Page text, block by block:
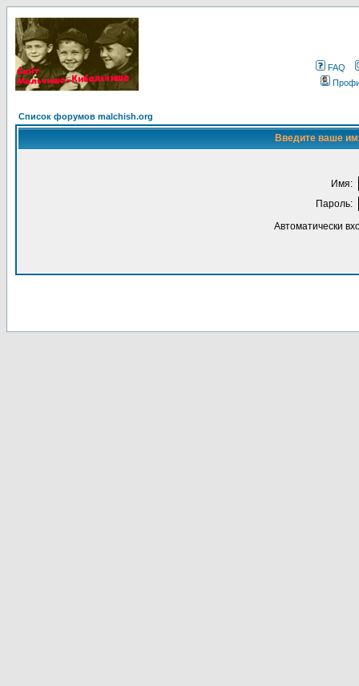
FAQ
Список форумов malchish.org
Введите ваше
Имя:
Пароль:
Автоматически